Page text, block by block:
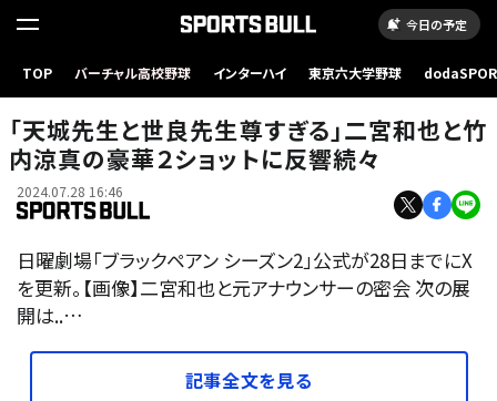
今日の予定
TOP バーチャル高校野球 インターハイ 東京六大学野球
「天城先生と世良先生尊すぎる」二宮和也と竹
内涼真の豪華２ショットに反響続々
2024.07.28 16:46
日曜劇場「ブラックペアン シーズン2」公式が28日までにX
を更新。【画像】二宮和也と元アナウンサーの密会 次の展
開は..…
記事全文を見る